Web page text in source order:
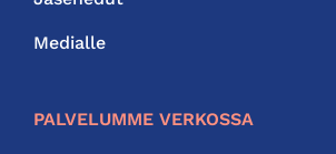
Medialle
PALVELUMME VERKOSSA